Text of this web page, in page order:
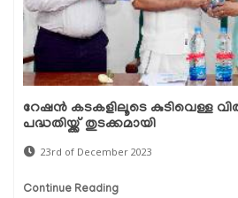
റേഷൻ കടകളിലൂടെ കുടിവെള്ള
പദ്ധതിയ്ക്ക് തുടക്കമായി
23rd of December 2023
Continue Reading